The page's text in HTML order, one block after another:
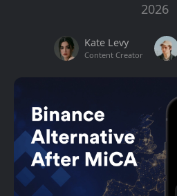
2026
Kate Levy
Content Creator